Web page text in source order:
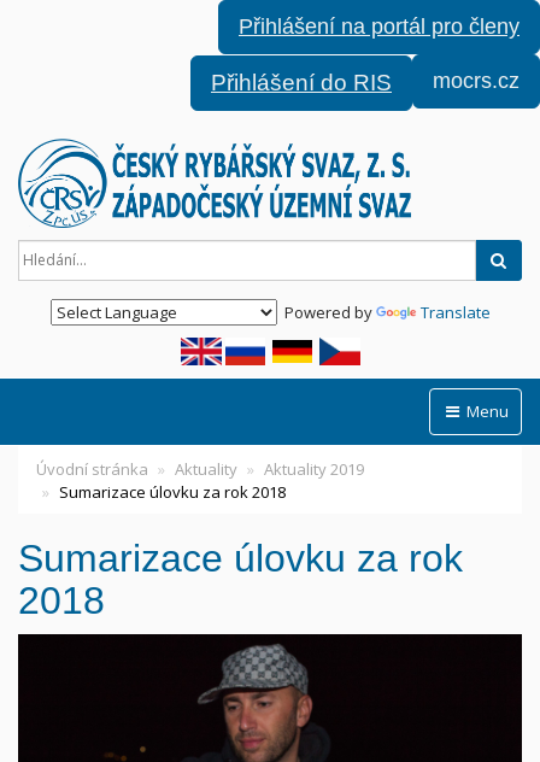
Přihlášení na portál pro členy
Přihlášení do RIS mocrs.cz
Powered by Translate
Menu
Úvodní stránka Aktuality
Aktuality 2019
Sumarizace úlovku za rok 2018
Sumarizace úlovku za rok
2018